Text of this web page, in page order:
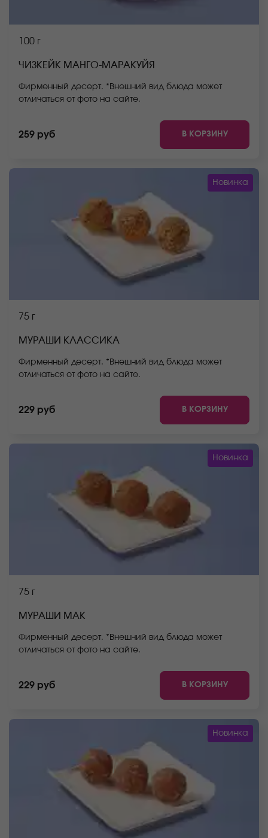
100 г
ЧИЗКЕЙК МАНГО-МАРАКУЙЯ
Фирменный десерт. *Внешний вид блюда может
отличаться от фото на сайте.
259 руб В КОРЗИНУ
Новинка
75 г
МУРАШИ КЛАССИКА
Фирменный десерт. *Внешний вид блюда может
отличаться от фото на сайте.
229 руб В КОРЗИНУ
Новинка
75 г
МУРАШИ МАК
Фирменный десерт. *Внешний вид блюда может
отличаться от фото на сайте.
229 руб В КОРЗИНУ
Новинка